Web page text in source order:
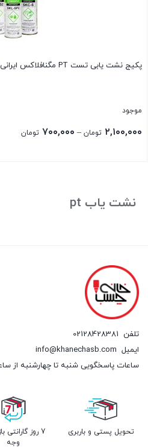
پکیج نشت یابی تست PT مگنافلاکس ایرانی MagnaFlux SpotCheck
موجود
۲,۱۰۰,۰۰۰ تومان – ۷۰۰,۰۰۰ تومان
نشت یاب pt
تلفن 02128428381
ایمیل info@khanechasb.com
ساعات پاسخگویی شنبه تا چهارشنبه از ساعت 9 الی 19 و پنج شنبه از 9
تحویل پستی و باربری
7 روز گارانتی
وجه